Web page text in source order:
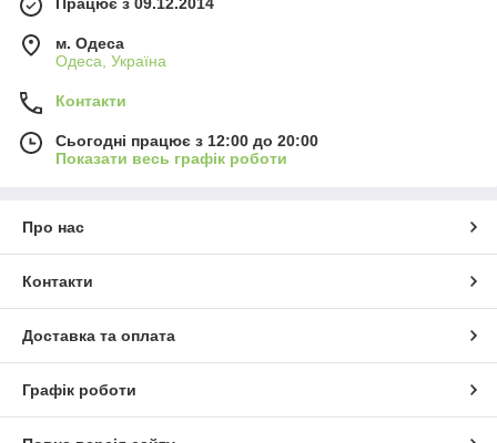
м. Одеса
Одеса, Україна
Контакти
Сьогодні працює з 12:00 до 20:00
Показати весь графік роботи
Про нас
Контакти
Доставка та оплата
Графік роботи